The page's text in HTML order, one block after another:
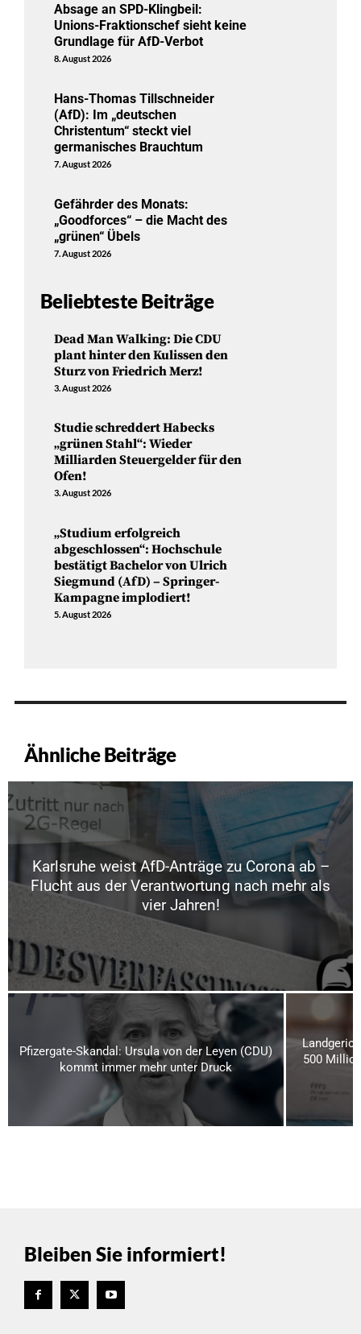
Absage an SPD-Klingbeil:
Unions-Fraktionschef sieht keine
Grundlage für AfD-Verbot
8. August 2026
Hans-Thomas Tillschneider
(AfD): Im „deutschen
Christentum“ steckt viel
germanisches Brauchtum
7. August 2026
Gefährder des Monats:
„Goodforces“ – die Macht des
„grünen“ Übels
7. August 2026
Beliebteste Beiträge
Dead Man Walking: Die CDU
plant hinter den Kulissen den
Sturz von Friedrich Merz!
3. August 2026
Studie schreddert Habecks
„grünen Stahl“: Wieder
Milliarden Steuergelder für den
Ofen!
3. August 2026
„Studium erfolgreich
abgeschlossen“: Hochschule
bestätigt Bachelor von Ulrich
Siegmund (AfD) – Springer-
Kampagne implodiert!
5. August 2026
Ähnliche Beiträge
Karlsruhe weist AfD-Anträge zu Corona ab –
Flucht aus der Verantwortung nach mehr als
vier Jahren!
Pfizergate-Skandal: Ursula von der Leyen (CDU)
kommt immer mehr unter Druck
500
Bleiben Sie informiert!